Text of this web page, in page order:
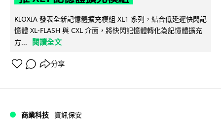
KIOXIA 發表全新記憶體擴充模組 XL1 系列，結合低延遲快閃記
憶體 XL-FLASH 與 CXL 介面，將快閃記憶體轉化為記憶體擴充
方...
閱讀全文
分享
商業科技 資訊保安